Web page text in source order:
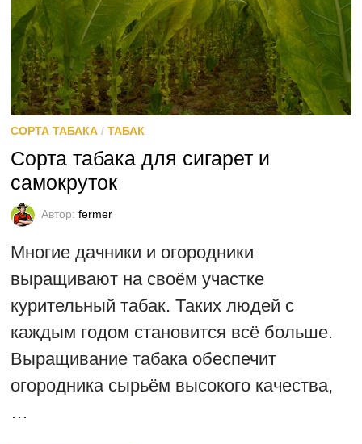
СОРТА ТАБАКА/ ТАБАК
Сорта табака для сигарет и
самокруток
Автор: fermer
Многие дачники и огородники
выращивают на своём участке
курительный табак. Таких людей с
каждым годом становится всё больше.
Выращивание табака обеспечит
огородника сырьём высокого качества,
…